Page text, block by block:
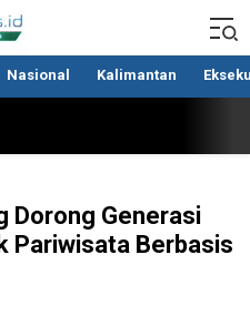
Nasional Kalimantan
Dorong Generasi
Pariwisata Berbasis